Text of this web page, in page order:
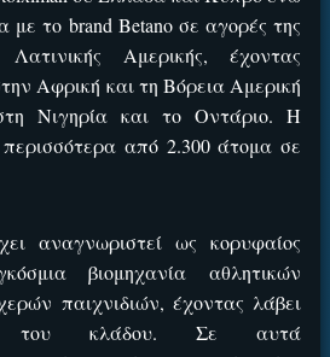
με το brand Betanoσε αγορές της
Αμερικής, έχοντας
Αφρική και τη Βόρεια Αμερική
Νιγηρία και το Οντάριο. Η
από 2.300 άτομα σε
αναγνωριστεί ως κορυφαίος
βιομηχανία αθλητικών
παιχνιδιών, έχοντας λάβει
του κλάδου. Σε αυτά
Εύκολη εγγραφή
Άμεση ταυτοποίηση
ΝΟΜΙΜΑ
ΕΕΕΠ | 21+ | ΠΑΙΞΕ ΥΠΕΥΘΥΝΑ